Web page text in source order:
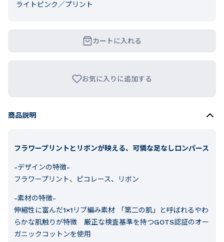
ライトピンク／プリント
カートに入れる
お気に入りに追加する
商品説明
フラワープリントとリボンが映える、可憐な足なしロンパース
-デザインの特徴-
フラワープリント、ピコレース、リボン
-素材の特徴-
伸縮性に富んだ1×1リブ編み素材 「第二の肌」と呼ばれるやわ
らかな肌触りが特徴 厳正な検査基準を持つGOTS認証のオー
ガニックコットンを使用